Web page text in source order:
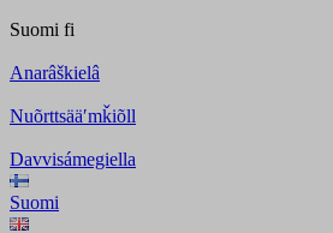
Suomi fi
Anarâškielâ
Nuõrttsääʹmǩiõll
Davvisámegiella
Suomi